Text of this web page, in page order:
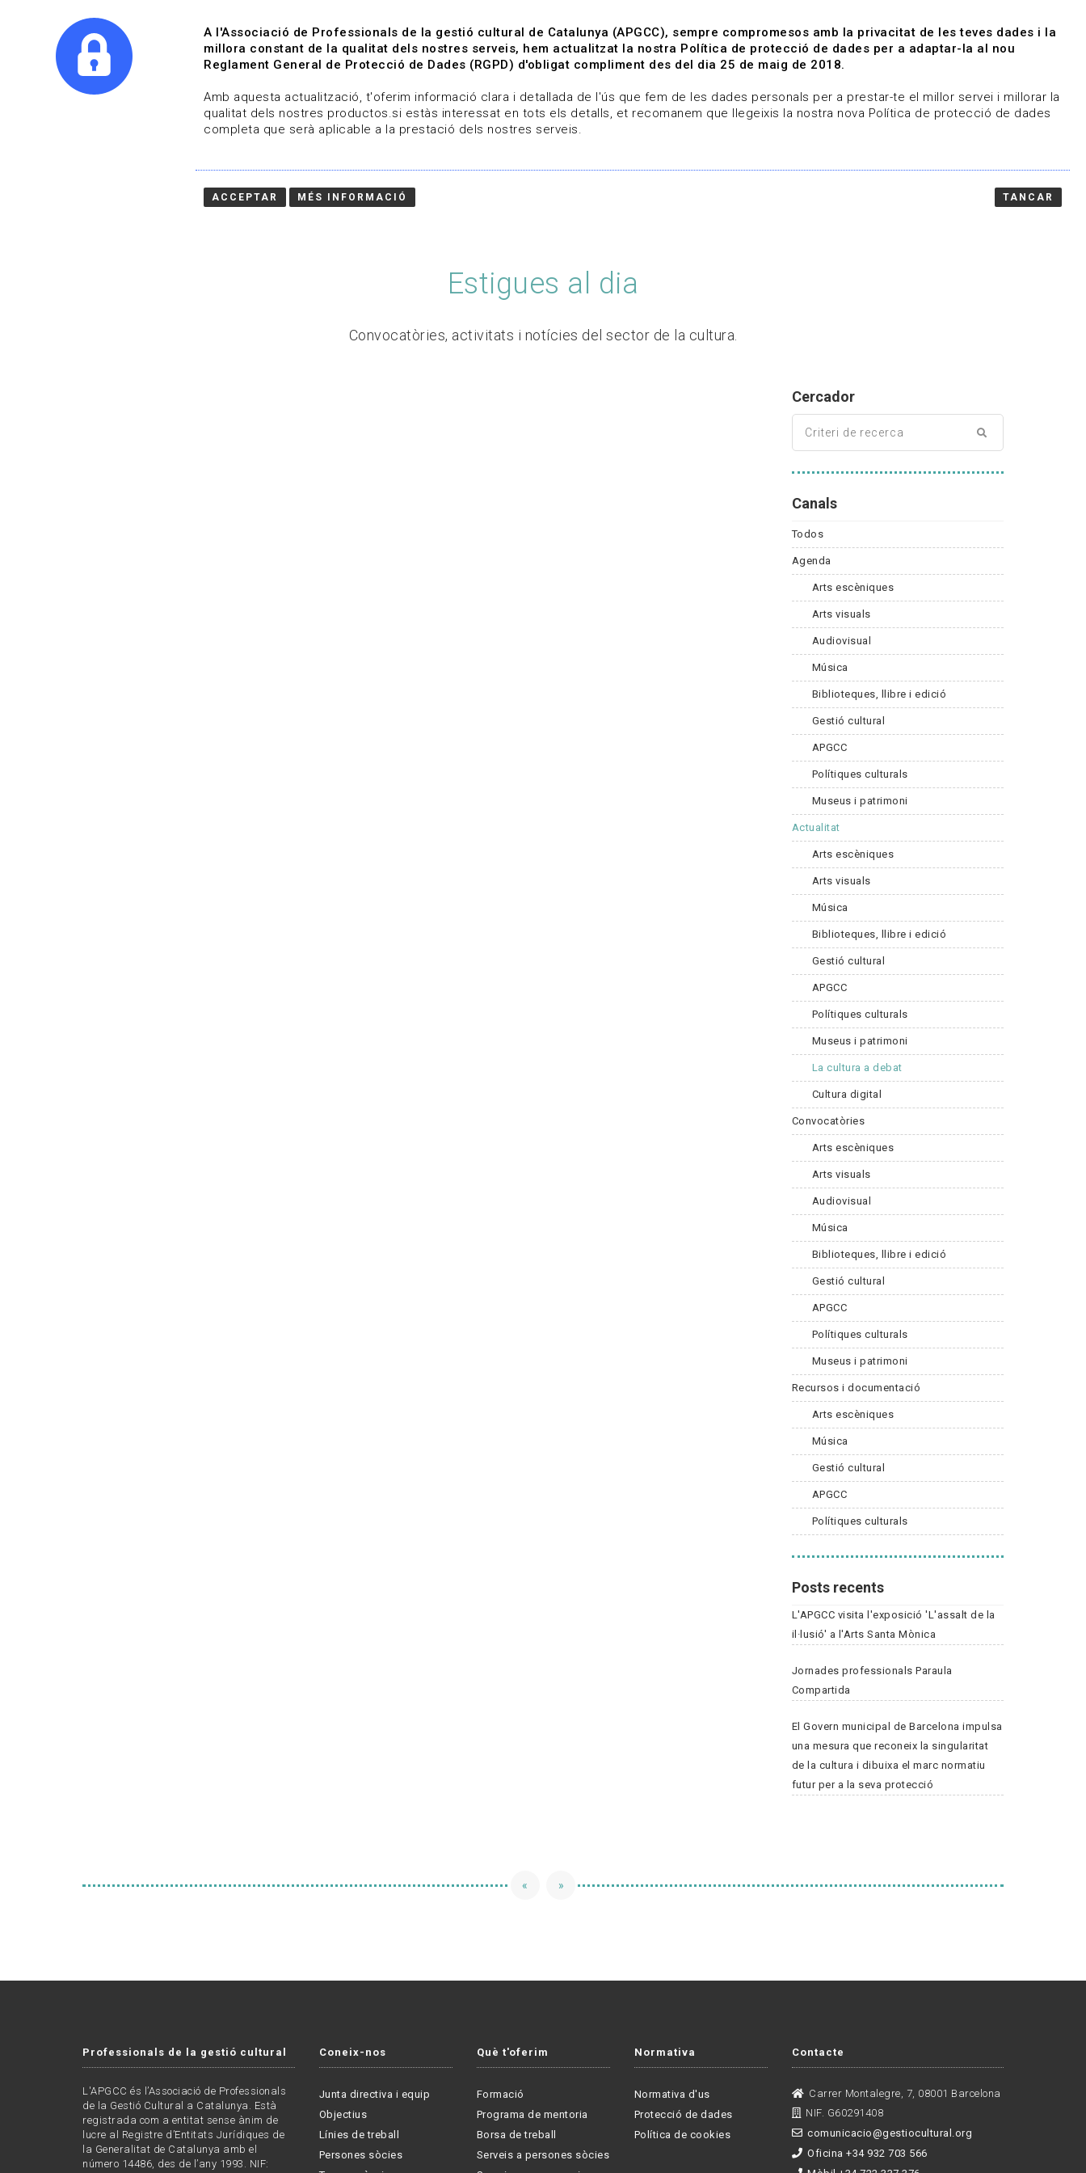
Qui som Línies de treball Projectes Serveis A qui representem Contacte
Estigues al dia
Convocatòries, activitats i notícies del sector de la cultura.
Cercador
Canals
Todos
Agenda
Arts escèniques
Arts visuals
Audiovisual
Música
Biblioteques, llibre i edició
Gestió cultural
APGCC
Polítiques culturals
Museus i patrimoni
Actualitat
Arts escèniques
Arts visuals
Música
Biblioteques, llibre i edició
Gestió cultural
APGCC
Polítiques culturals
Museus i patrimoni
La cultura a debat
Cultura digital
Convocatòries
Arts escèniques
Arts visuals
Audiovisual
Música
Biblioteques, llibre i edició
Gestió cultural
APGCC
Polítiques culturals
Museus i patrimoni
Recursos i documentació
Arts escèniques
Música
Gestió cultural
APGCC
Polítiques culturals
Posts recents
L'APGCC visita l'exposició 'L'assalt de la
il·lusió' a l'Arts Santa Mònica
Jornades professionals Paraula
Compartida
El Govern municipal de Barcelona impulsa
una mesura que reconeix la singularitat
de la cultura i dibuixa el marc normatiu
futur per a la seva protecció
« »
Professionals de la gestió cultural
L'APGCC és l’Associació de Professionals
de la Gestió Cultural a Catalunya. Està
registrada com a entitat sense ànim de
lucre al Registre d’Entitats Jurídiques de
la Generalitat de Catalunya amb el
número 14486, des de l’any 1993. NIF:
Coneix-nos
Junta directiva i equip
Objectius
Línies de treball
Persones sòcies
Què t'oferim
Formació
Programa de mentoria
Borsa de treball
Serveis a persones sòcies
Normativa
Normativa d'us
Protecció de dades
Política de cookies
Contacte
Carrer Montalegre, 7, 08001 Barcelona
NIF. G60291408
comunicacio@gestiocultural.org
Oficina +34 932 703 566
A l'Associació de Professionals de la gestió cultural de Catalunya (APGCC), sempre compromesos amb la privacitat de les teves dades i la
millora constant de la qualitat dels nostres serveis, hem actualitzat la nostra Política de protecció de dades per a adaptar-la al nou
Reglament General de Protecció de Dades (RGPD) d'obligat compliment des del dia 25 de maig de 2018.
Amb aquesta actualització, t'oferim informació clara i detallada de l'ús que fem de les dades personals per a prestar-te el millor servei i millorar la
qualitat dels nostres productos.si estàs interessat en tots els detalls, et recomanem que llegeixis la nostra nova Política de protecció de dades
completa que serà aplicable a la prestació dels nostres serveis.
ACCEPTAR MÉS INFORMACIÓ TANCAR